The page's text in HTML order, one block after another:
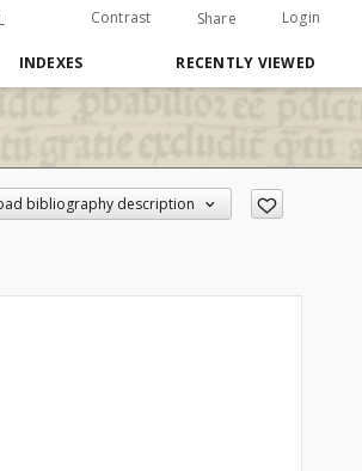
Contrast Share Login
INDEXES RECENTLY VIEWED
bibliography description